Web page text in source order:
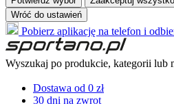
Wróć do ustawień
Pobierz aplikację na telefon i
Wyszukaj po produkcie, kategorii lub
Dostawa od 0 zł
30 dni na zwrot